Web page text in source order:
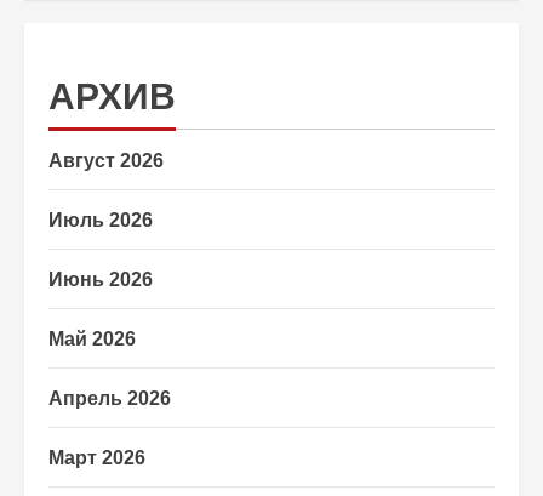
АРХИВ
Август 2026
Июль 2026
Июнь 2026
Май 2026
Апрель 2026
Март 2026